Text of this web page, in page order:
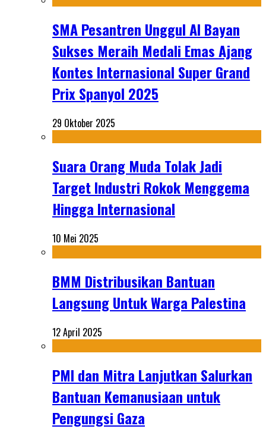
SMA Pesantren Unggul Al Bayan
Sukses Meraih Medali Emas Ajang
Kontes Internasional Super Grand
Prix Spanyol 2025
29 Oktober 2025
Suara Orang Muda Tolak Jadi
Target Industri Rokok Menggema
Hingga Internasional
10 Mei 2025
BMM Distribusikan Bantuan
Langsung Untuk Warga Palestina
12 April 2025
PMI dan Mitra Lanjutkan Salurkan
Bantuan Kemanusiaan untuk
Pengungsi Gaza